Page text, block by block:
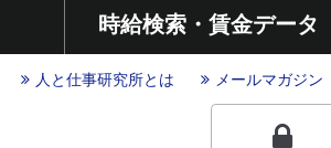
時給検索・賃金データ
人と仕事研究所とは メールマガジン